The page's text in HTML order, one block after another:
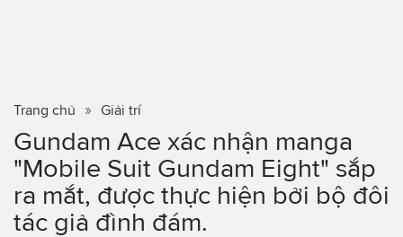
Trang chủ Giải trí
Gundam Ace xác nhận manga
"Mobile Suit Gundam Eight" sắp
ra mắt, được thực hiện bởi bộ đôi
tác giả đình đám.